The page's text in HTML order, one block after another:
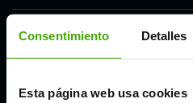
Consentimiento Detalles
Esta página web usa cookies
Córdoba
Madrid